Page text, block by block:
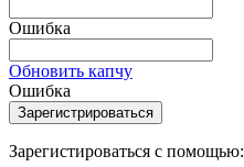
Ошибка
Обновить капчу
Ошибка
Зарегистироваться с помощью: